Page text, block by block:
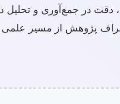
در جمع‌آوری و تحلیل
پژوهش از مسیر